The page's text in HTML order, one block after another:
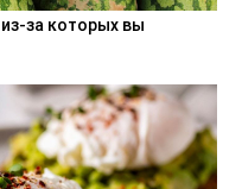
за которых вы